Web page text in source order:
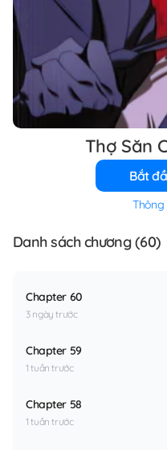
Thợ Săn
Bắt
Thông
Danh sách chương (60)
Chapter 60
3 ngày trước
Chapter 59
1 tuần trước
Chapter 58
1 tuần trước